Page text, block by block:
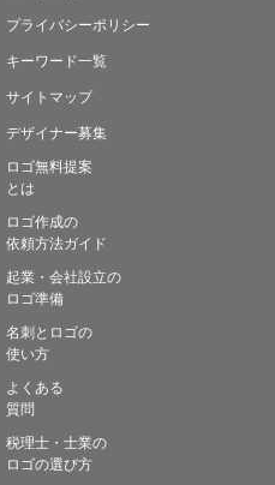
プライバシーポリシー
キーワード一覧
サイトマップ
デザイナー募集
ロゴ無料提案
とは
ロゴ作成の
依頼方法ガイド
起業・会社設立の
ロゴ準備
名刺とロゴの
使い方
よくある
質問
税理士・士業の
ロゴの選び方